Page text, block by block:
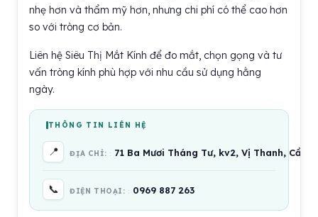
nhẹ hơn và thẩm mỹ hơn, nhưng chi phí có thể cao hơn
so với tròng cơ bản.
Liên hệ Siêu Thị Mắt Kính để đo mắt, chọn gọng và tư
vấn tròng kính phù hợp với nhu cầu sử dụng hằng
ngày.
THÔNG TIN LIÊN HỆ
📍 ĐỊA CHỈ: 71 Ba Mươi Tháng Tư, kv2, Vị Thanh, Cần
📞 ĐIỆN THOẠI: 0969 887 263